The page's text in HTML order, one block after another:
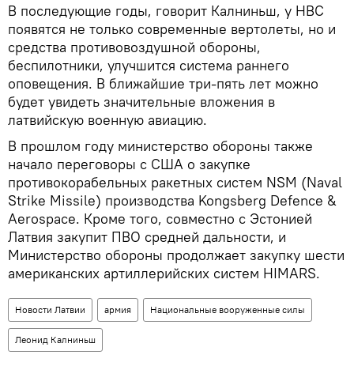
В последующие годы, говорит Калниньш, у НВС
появятся не только современные вертолеты, но и
средства противовоздушной обороны,
беспилотники, улучшится система раннего
оповещения. В ближайшие три-пять лет можно
будет увидеть значительные вложения в
латвийскую военную авиацию.
В прошлом году министерство обороны также
начало переговоры с США о закупке
противокорабельных ракетных систем NSM (Naval
Strike Missile) производства Kongsberg Defence &
Aerospace. Кроме того, совместно с Эстонией
Латвия закупит ПВО средней дальности, и
Министерство обороны продолжает закупку шести
американских артиллерийских систем HIMARS.
Новости Латвии армия Национальные вооруженные силы
Леонид Калниньш